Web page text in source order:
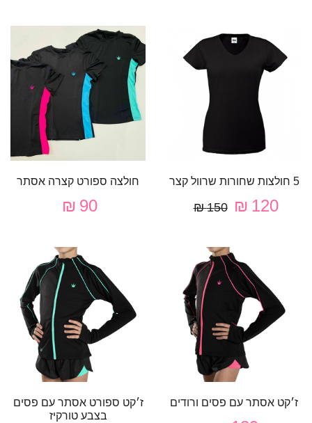
5 חולצות שחורות שרוול קצר
120 ₪
150 ₪
חולצה ספורט קצרה אסתר
90 ₪
ז׳קט אסתר עם פסים ורודים
ז׳קט ספורט אסתר עם פסים
בצבע טורקיז